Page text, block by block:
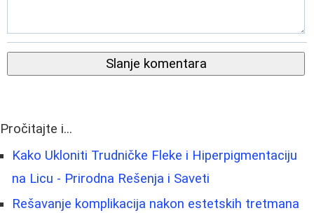
Slanje komentara
Pročitajte i...
Kako Ukloniti Trudničke Fleke i Hiperpigmentaciju
na Licu - Prirodna Rešenja i Saveti
Rešavanje komplikacija nakon estetskih tretmana